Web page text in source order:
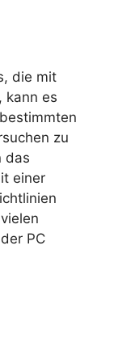
die mit
kann es
zu
das
einer
PC